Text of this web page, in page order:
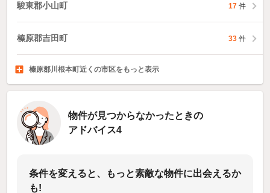
駿東郡小山町 17 件
榛原郡吉田町 33 件
周智郡森町13件
静岡市葵区1,301件
静岡市駿河区1,052 件
榛原郡川根本町近くの市区をもっと表示
物件が見つからなかったときの
アドバイス4
条件を変えると、もっと素敵な物件に出会えるか
も!